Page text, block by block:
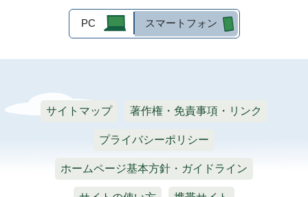
PC スマートフォン
サイトマップ 著作権・免責事項・リンク
プライバシーポリシー
ホームページ基本方針・ガイドライン